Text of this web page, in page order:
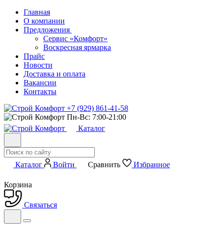
Главная
О компании
Предложения
Сервис «Комфорт»
Воскресная ярмарка
Прайс
Новости
Доставка и оплата
Вакансии
Контакты
+7 (929) 861-41-58
Пн-Вс: 7:00-21:00
Каталог
Каталог Войти Сравнить Избранное
Корзина
Связаться